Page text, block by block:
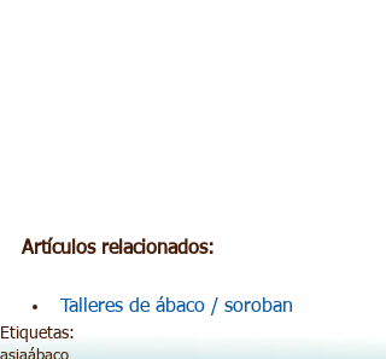
Artículos relacionados:
Talleres de ábaco / soroban
Etiquetas:
asiaábaco